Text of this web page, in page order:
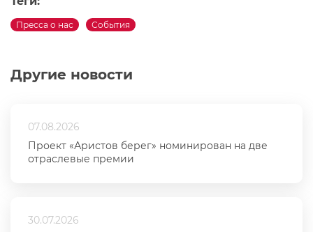
Другие новости
07.08.2026
Проект «Аристов берег» номинирован на две
отраслевые премии
30.07.2026
Пресса о нас События